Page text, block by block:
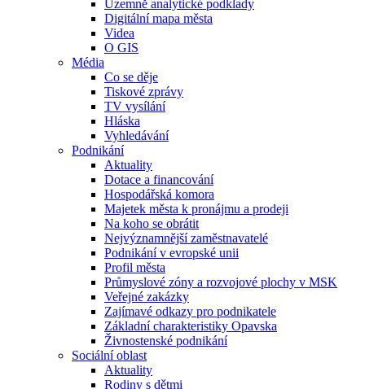
Územně analytické podklady
Digitální mapa města
Videa
O GIS
Média
Co se děje
Tiskové zprávy
TV vysílání
Hláska
Vyhledávání
Podnikání
Aktuality
Dotace a financování
Hospodářská komora
Majetek města k pronájmu a prodeji
Na koho se obrátit
Nejvýznamnější zaměstnavatelé
Podnikání v evropské unii
Profil města
Průmyslové zóny a rozvojové plochy v MSK
Veřejné zakázky
Zajímavé odkazy pro podnikatele
Základní charakteristiky Opavska
Živnostenské podnikání
Sociální oblast
Aktuality
Rodiny s dětmi